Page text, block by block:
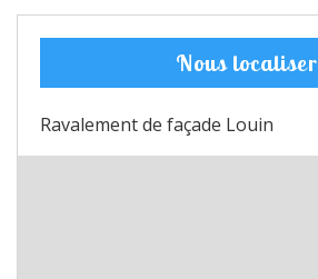
Nous localiser
Ravalement de façade Louin